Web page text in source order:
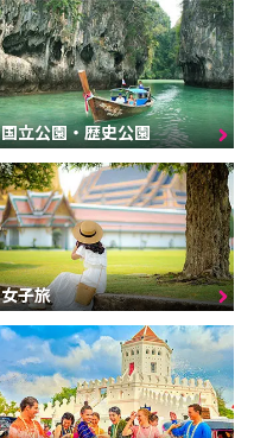
国立公園・歴史公園
女子旅